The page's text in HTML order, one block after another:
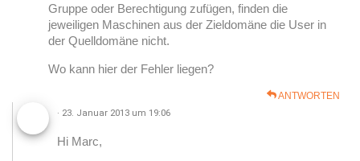
Gruppe oder Berechtigung zufügen, finden die
jeweiligen Maschinen aus der Zieldomäne die User in
der Quelldomäne nicht.
Wo kann hier der Fehler liegen?
ANTWORTEN
· 23. Januar 2013 um 19:06
Hi Marc,